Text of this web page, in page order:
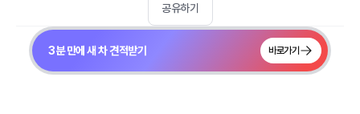
공유하기
3분 만에 새 차 견적받기 바로가기